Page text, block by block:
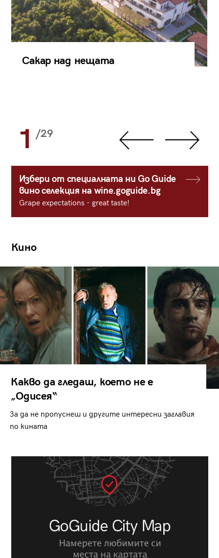
Сакар над нещата
1 /29
Избери от специалната ни Go Guide
вино селекция на wine.goguide.bg
Grape expectations - great taste!
Кино
Какво да гледаш, което не е
„Одисея“
За да не пропуснеш и другите интересни заглавия
по кината